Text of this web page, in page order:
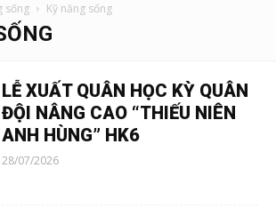
sống Kỹ năng sống
LỄ XUẤT QUÂN HỌC KỲ QUÂN
ĐỘI NÂNG CAO “THIẾU NIÊN
ANH HÙNG” HK6
28/07/2026